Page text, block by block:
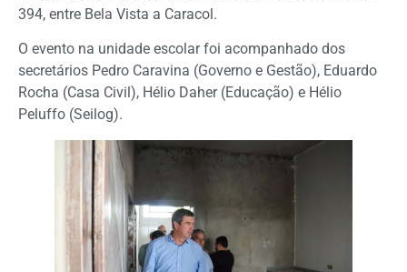
394, entre Bela Vista a Caracol.
O evento na unidade escolar foi acompanhado dos
secretários Pedro Caravina (Governo e Gestão), Eduardo
Rocha (Casa Civil), Hélio Daher (Educação) e Hélio
Peluffo (Seilog).